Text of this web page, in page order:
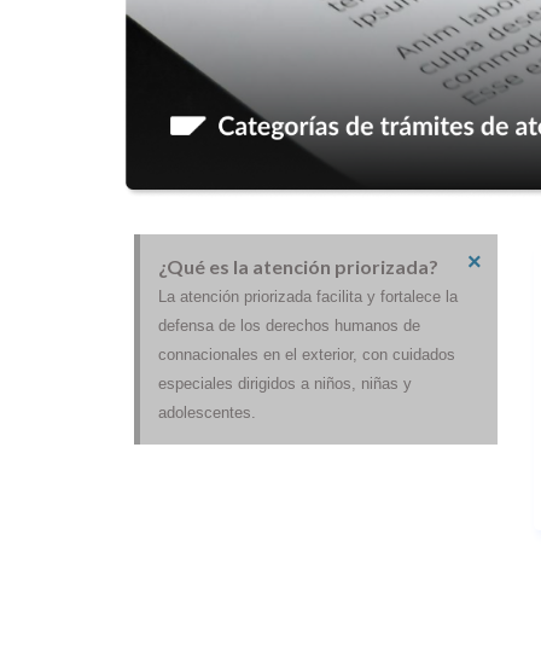
¿Qué es la atención priorizada?
La atención priorizada facilita y fortalece la
defensa de los derechos humanos de
connacionales en el exterior, con cuidados
especiales dirigidos a niños, niñas y
adolescentes.
×